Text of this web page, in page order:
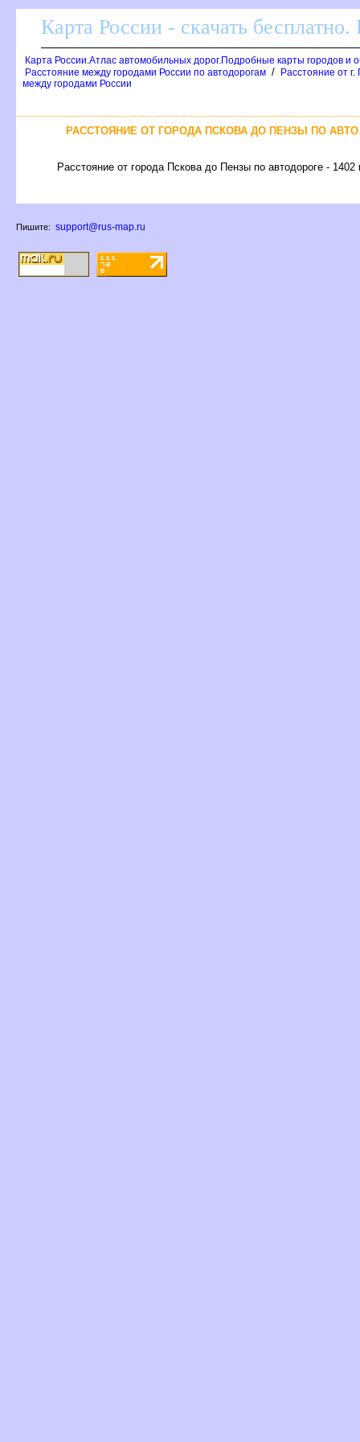
Карта России - скачать
Карта России.Атлас автомобильных дорог.Подробные карты городов и
Расстояние между городами России по автодорогам /
Расстояние от
между городами России
РАССТОЯНИЕ ОТ ГОРОДА ПСКОВА ДО ПЕНЗЫ ПО
Расстояние от города Пскова до Пензы по автодороге - 1402
Пишите: support@rus-map.ru